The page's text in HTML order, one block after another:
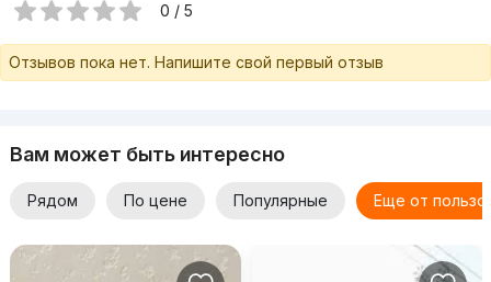
0 / 5
Отзывов пока нет. Напишите свой первый отзыв
Вам может быть интересно
Рядом По цене Популярные Еще от